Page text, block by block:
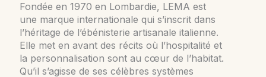
Fondée en 1970 en Lombardie, LEMA est
une marque internationale qui s’inscrit dans
l’héritage de l’ébénisterie artisanale italienne.
Elle met en avant des récits où l’hospitalité et
la personnalisation sont au cœur de l’habitat.
Qu’il s’agisse de ses célèbres systèmes